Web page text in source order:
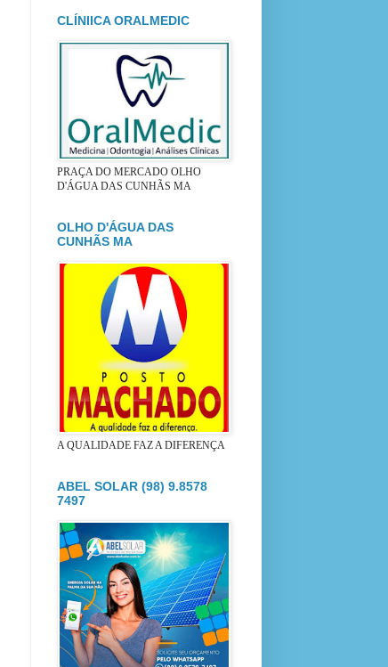
CLÍNIICA ORALMEDIC
PRAÇA DO MERCADO OLHO
D'ÁGUA DAS CUNHÃS MA
OLHO D'ÁGUA DAS
CUNHÃS MA
A QUALIDADE FAZ A DIFERENÇA
ABEL SOLAR (98) 9.8578
7497